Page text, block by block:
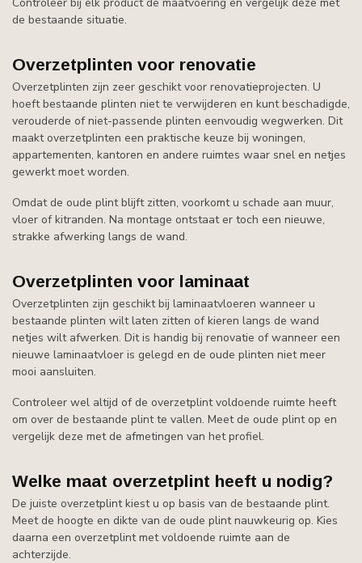
de bestaande situatie.
Overzetplinten voor renovatie
Overzetplinten zijn zeer geschikt voor renovatieprojecten. U
hoeft bestaande plinten niet te verwijderen en kunt beschadigde,
verouderde of niet-passende plinten eenvoudig wegwerken. Dit
maakt overzetplinten een praktische keuze bij woningen,
appartementen, kantoren en andere ruimtes waar snel en netjes
gewerkt moet worden.
Omdat de oude plint blijft zitten, voorkomt u schade aan muur,
vloer of kitranden. Na montage ontstaat er toch een nieuwe,
strakke afwerking langs de wand.
Overzetplinten voor laminaat
Overzetplinten zijn geschikt bij laminaatvloeren wanneer u
bestaande plinten wilt laten zitten of kieren langs de wand
netjes wilt afwerken. Dit is handig bij renovatie of wanneer een
nieuwe laminaatvloer is gelegd en de oude plinten niet meer
mooi aansluiten.
Controleer wel altijd of de overzetplint voldoende ruimte heeft
om over de bestaande plint te vallen. Meet de oude plint op en
vergelijk deze met de afmetingen van het profiel.
Welke maat overzetplint heeft u nodig?
De juiste overzetplint kiest u op basis van de bestaande plint.
Meet de hoogte en dikte van de oude plint nauwkeurig op. Kies
daarna een overzetplint met voldoende ruimte aan de
achterzijde.